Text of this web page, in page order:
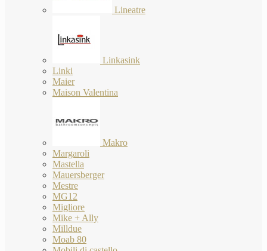
Lineatre
Linkasink
Linki
Maier
Maison Valentina
Makro
Margaroli
Mastella
Mauersberger
Mestre
MG12
Migliore
Mike + Ally
Milldue
Moab 80